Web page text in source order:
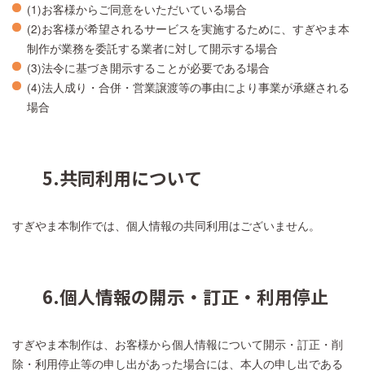
(1)お客様からご同意をいただいている場合
(2)お客様が希望されるサービスを実施するために、すぎやま本
制作が業務を委託する業者に対して開示する場合
(3)法令に基づき開示することが必要である場合
(4)法人成り・合併・営業譲渡等の事由により事業が承継される
場合
5.共同利用について
すぎやま本制作では、個人情報の共同利用はございません。
6.個人情報の開示・訂正・利用停止
すぎやま本制作は、お客様から個人情報について開示・訂正・削
除・利用停止等の申し出があった場合には、本人の申し出である